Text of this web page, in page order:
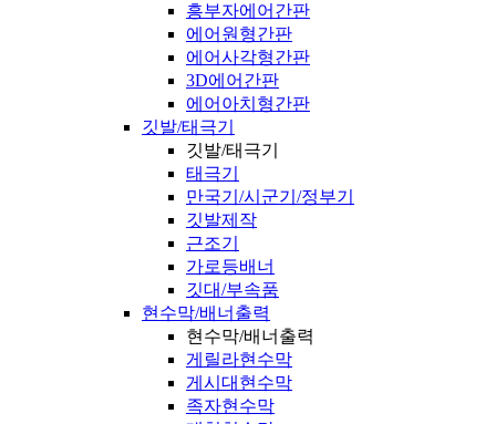
흥부자에어간판
에어원형간판
에어사각형간판
3D에어간판
에어아치형간판
깃발/태극기
깃발/태극기
태극기
만국기/시군기/정부기
깃발제작
근조기
가로등배너
깃대/부속품
현수막/배너출력
현수막/배너출력
게릴라현수막
게시대현수막
족자현수막